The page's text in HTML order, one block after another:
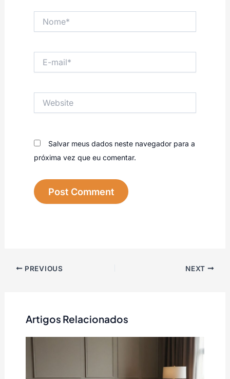
mail*
Salvar meus dados neste navegador para a
próxima vez que eu comentar.
PREVIOUS NEXT
Artigos Relacionados